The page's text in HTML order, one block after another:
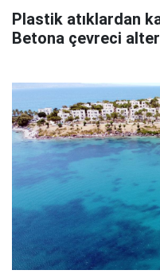
Plastik atıklardan
Betona çevreci